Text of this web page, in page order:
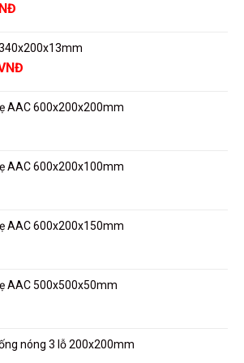
AAC 600x200x200mm
AAC 600x200x100mm
AAC 600x200x150mm
AAC 500x500x50mm
nóng 3 lỗ 200x200mm